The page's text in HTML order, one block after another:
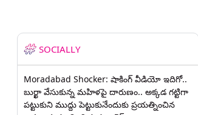
SOCIALLY
Moradabad Shocker: షాకింగ్ వీడియో ఇదిగో..
బుర్ఖా వేసుకున్న మహిళపై దారుణం.. అక్కడ గట్టిగా
పట్టుకుని ముద్దు పెట్టుకునేందుకు ప్రయత్నించిన